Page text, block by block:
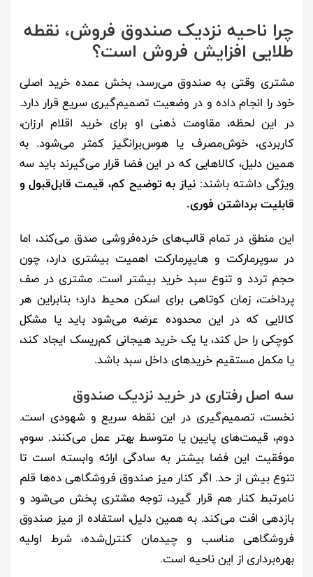
چرا ناحیه نزدیک صندوق فروش، نقطه
طلایی افزایش فروش است؟
مشتری وقتی به صندوق می‌رسد، بخش عمده خرید اصلی
خود را انجام داده و در وضعیت تصمیم‌گیری سریع قرار دارد.
در این لحظه، مقاومت ذهنی او برای خرید اقلام ارزان،
کاربردی، خوش‌مصرف یا هوس‌برانگیز کمتر می‌شود. به
همین دلیل، کالاهایی که در این فضا قرار می‌گیرند باید سه
ویژگی داشته باشند: نیاز به توضیح کم، قیمت قابل‌قبول و
قابلیت برداشتن فوری.
این منطق در تمام قالب‌های خرده‌فروشی صدق می‌کند، اما
در سوپرمارکت و هایپرمارکت اهمیت بیشتری دارد، چون
حجم تردد و تنوع سبد خرید بیشتر است. مشتری در صف
پرداخت، زمان کوتاهی برای اسکن محیط دارد؛ بنابراین هر
کالایی که در این محدوده عرضه می‌شود باید یا مشکل
کوچکی را حل کند، یا یک خرید هیجانی کم‌ریسک ایجاد کند،
یا مکمل مستقیم خریدهای داخل سبد باشد.
سه اصل رفتاری در خرید نزدیک صندوق
نخست، تصمیم‌گیری در این نقطه سریع و شهودی است.
دوم، قیمت‌های پایین یا متوسط بهتر عمل می‌کنند. سوم،
موفقیت این فضا بیشتر به سادگی ارائه وابسته است تا
تنوع بیش از حد. اگر کنار میز صندوق فروشگاهی ده‌ها قلم
نامرتبط کنار هم قرار گیرد، توجه مشتری پخش می‌شود و
بازدهی افت می‌کند. به همین دلیل، استفاده از میز صندوق
فروشگاهی مناسب و چیدمان کنترل‌شده، شرط اولیه
بهره‌برداری از این ناحیه است.